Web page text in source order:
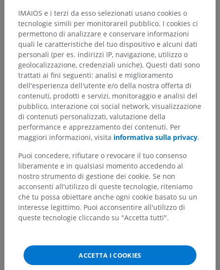
Gerarchia anatomica
Anatomia umana 1
Anatomia sistemica> Sistema nervoso>
Rombencefalo>
Lemnisco spinale; Tratto antero-laterale
IMAIOS e i terzi da esso selezionati usano cookies o
tecnologie simili per monitorareil pubblico. I cookies ci
permettono di analizzare e conservare informazioni
quali le caratteristiche del tuo dispositivo e alcuni dati
personali (per es. indirizzi IP, navigazione, utilizzo o
geolocalizzazione, credenziali uniche). Questi dati sono
trattati ai fini seguenti: analisi e miglioramento
dell'esperienza dell'utente e/o della nostra offerta di
contenuti, prodotti e servizi, monitoraggio e analisi del
pubblico, interazione coi social network, visualizzazione
di contenuti personalizzati, valutazione della
performance e apprezzamento dei contenuti. Per
maggiori informazioni, visita informativa sulla privacy.
Puoi concedere, rifiutare o revocare il tuo consenso
liberamente e in qualsiasi momento accedendo al
nostro strumento di gestione dei cookie. Se non
acconsenti all'utilizzo di queste tecnologie, riteniamo
che tu possa obiettare anche ogni cookie basato su un
interesse legittimo. Puoi acconsentire all'utilizzo di
queste tecnologie cliccando su "Accetta tutti".
ACCETTA I COOKIES